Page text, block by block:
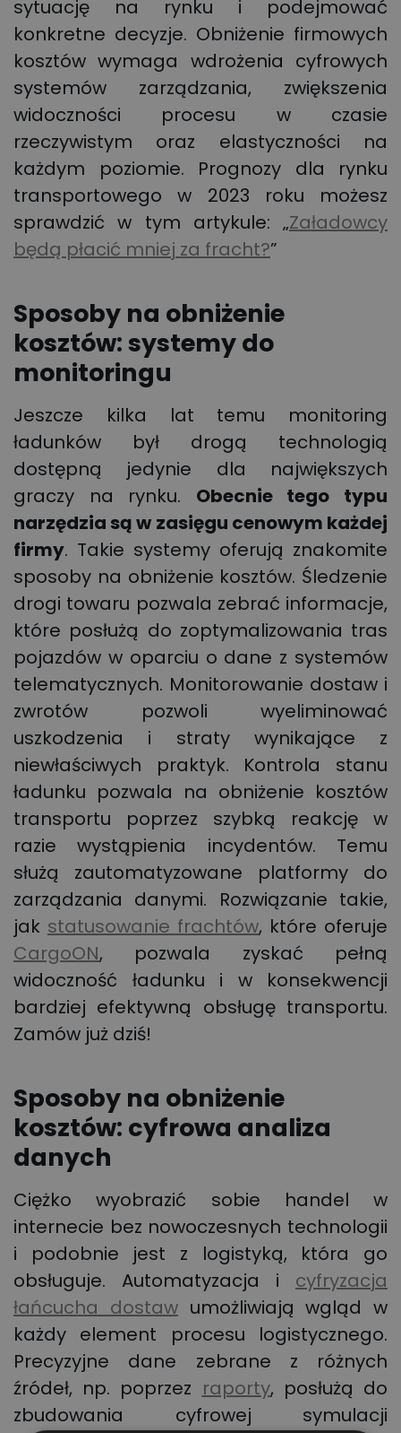
sytuację na rynku i podejmować
konkretne decyzje. Obniżenie firmowych
kosztów wymaga wdrożenia cyfrowych
systemów zarządzania, zwiększenia
widoczności procesu w czasie
rzeczywistym oraz elastyczności na
każdym poziomie. Prognozy dla rynku
transportowego w 2023 roku możesz
sprawdzić w tym artykule: „Załadowcy
będą płacić mniej za fracht?”
Sposoby na obniżenie
kosztów: systemy do
monitoringu
Jeszcze kilka lat temu monitoring
ładunków był drogą technologią
dostępną jedynie dla największych
graczy na rynku. Obecnie tego typu
narzędzia są w zasięgu cenowym każdej
firmy. Takie systemy oferują znakomite
sposoby na obniżenie kosztów. Śledzenie
drogi towaru pozwala zebrać informacje,
które posłużą do zoptymalizowania tras
pojazdów w oparciu o dane z systemów
telematycznych. Monitorowanie dostaw i
zwrotów pozwoli wyeliminować
uszkodzenia i straty wynikające z
niewłaściwych praktyk. Kontrola stanu
ładunku pozwala na obniżenie kosztów
transportu poprzez szybką reakcję w
razie wystąpienia incydentów. Temu
służą zautomatyzowane platformy do
zarządzania danymi. Rozwiązanie takie,
jak statusowanie frachtów, które oferuje
CargoON, pozwala zyskać pełną
widoczność ładunku i w konsekwencji
bardziej efektywną obsługę transportu.
Zamów już dziś!
Sposoby na obniżenie
kosztów: cyfrowa analiza
danych
Ciężko wyobrazić sobie handel w
internecie bez nowoczesnych technologii
i podobnie jest z logistyką, która go
obsługuje. Automatyzacja i cyfryzacja
łańcucha dostawumożliwiają wgląd w
każdy element procesu logistycznego.
Precyzyjne dane zebrane z różnych
źródeł, np. poprzez raporty, posłużą do
zbudowania cyfrowej symulacji